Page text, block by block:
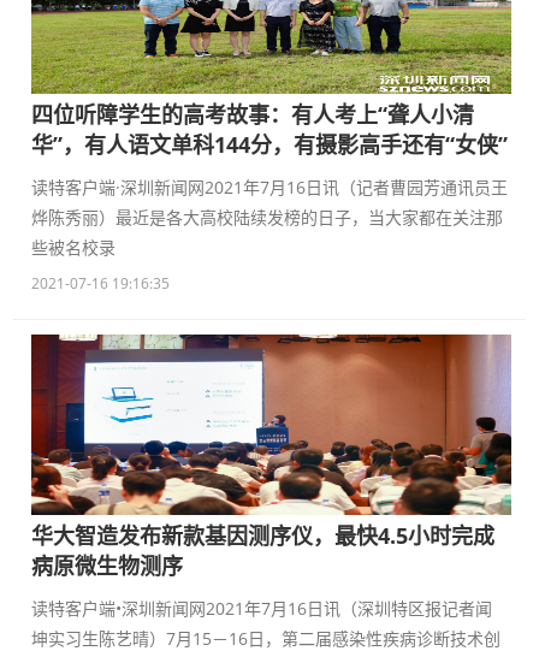
四位听障学生的高考故事：有人考上“聋人小清
华”，有人语文单科144分，有摄影高手还有“女侠”
读特客户端·深圳新闻网2021年7月16日讯（记者曹园芳通讯员王
烨陈秀丽）最近是各大高校陆续发榜的日子，当大家都在关注那
些被名校录
2021-07-16 19:16:35
华大智造发布新款基因测序仪，最快4.5小时完成
病原微生物测序
读特客户端•深圳新闻网2021年7月16日讯（深圳特区报记者闻
坤实习生陈艺晴）7月15－16日，第二届感染性疾病诊断技术创